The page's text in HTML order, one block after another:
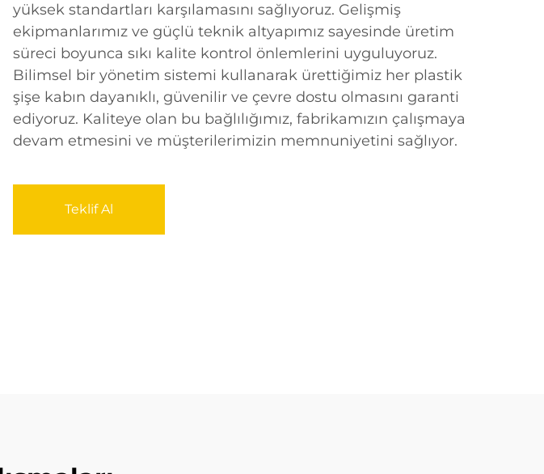
yüksek standartları karşılamasını sağlıyoruz. Gelişmiş
ekipmanlarımız ve güçlü teknik altyapımız sayesinde üretim
süreci boyunca sıkı kalite kontrol önlemlerini uyguluyoruz.
Bilimsel bir yönetim sistemi kullanarak ürettiğimiz her plastik
şişe kabın dayanıklı, güvenilir ve çevre dostu olmasını garanti
ediyoruz. Kaliteye olan bu bağlılığımız, fabrikamızın çalışmaya
devam etmesini ve müşterilerimizin memnuniyetini sağlıyor.
Teklif Al